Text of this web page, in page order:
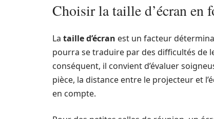
Choisir la taille d’écran en
La taille d’écran est un facteur
pourra se traduire par des difficultés de
conséquent, il convient d’évaluer
pièce, la distance entre le projecteur et
en compte.